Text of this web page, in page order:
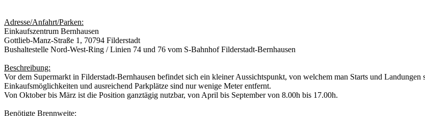
Adresse/Anfahrt/Parken:
Einkaufszentrum Bernhausen
Gottlieb-Manz-Straße 1, 70794 Filderstadt
Bushaltestelle Nord-West-Ring / Linien 74 und 76 vom S-Bahnhof Filderstadt-Bernhausen
Beschreibung:
Vor dem Supermarkt in Filderstadt-Bernhausen befindet sich ein kleiner Aussichtspunkt, von welchem man Starts und
Einkaufsmöglichkeiten und ausreichend Parkplätze sind nur wenige Meter entfernt.
Von Oktober bis März ist die Position ganztägig nutzbar, von April bis September von 8.00h bis 17.00h.
Benötigte Brennweite: